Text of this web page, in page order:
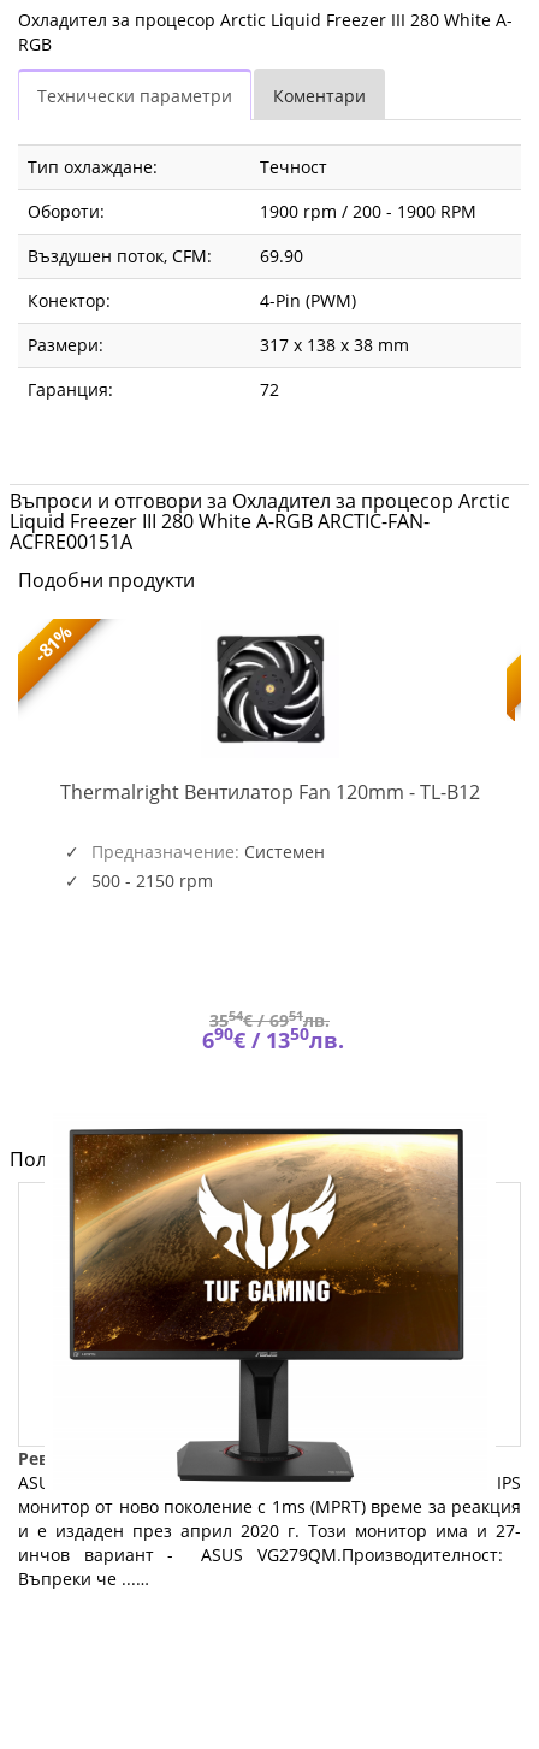
Охладител за процесор Arctic Liquid Freezer III 280 White A-
RGB
Технически параметри Коментари
Тип охлаждане:
Течност
Обороти:
1900 rpm / 200 - 1900 RPM
Въздушен поток, CFM:
69.90
Конектор:
4-Pin (PWM)
Размери:
317 x 138 x 38 mm
Гаранция:
72
Въпроси и отговори за Охладител за процесор Arctic
Liquid Freezer III 280 White A-RGB ARCTIC-FAN-
ACFRE00151A
Подобни продукти
-81%
Thermalright Вентилатор Fan 120mm - TL-B12TL-
Предназначение: Системен
500 - 2150 rpm
3554€ /6951лв.
690€ / 1350лв.
Полезно от блога за компютри и лаптопи на Fly.bg
Ревю на ASUS TUF Gaming VG259QM
ASUS TUF Gaming VG259QM е 24.5-инчов 1080p 240Hz IPS
монитор от ново поколение с 1ms (MPRT) време за реакция
и е издаден през април 2020 г. Този монитор има и 27-
инчов вариант - ASUS VG279QM.Производителност:
Въпреки че ...…